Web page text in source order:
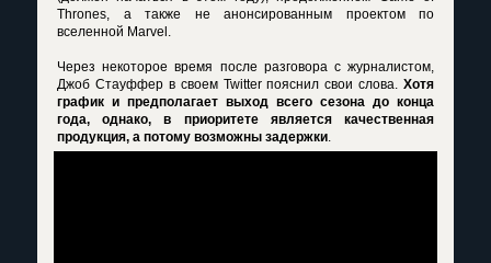
Thrones, а также не анонсированным проектом по
вселенной Marvel.
Через некоторое время после разговора с журналистом,
Джоб Стауффер в своем Twitter пояснил свои слова. Хотя
график и предполагает выход всего сезона до конца
года, однако, в приоритете является качественная
продукция, а потому возможны задержки.